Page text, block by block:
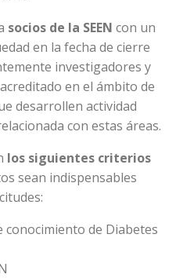
socios de la SEEN con un
en la fecha de cierre
investigadores y
en el ámbito de
desarrollen actividad
con estas áreas.
los siguientes criterios
sean indispensables
conocimiento de Diabetes